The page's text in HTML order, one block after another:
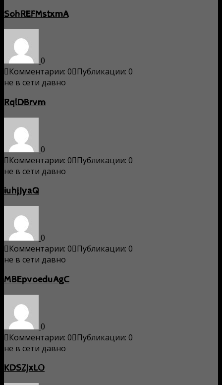
SohREFMstxmA
0
Комментарии: 0 Публикации: 0
не в сети давно
RqlDBrvm
0
Комментарии: 0 Публикации: 0
не в сети давно
iuhjJyaQ
0
Комментарии: 0 Публикации: 0
не в сети давно
MBEpvoeduAgC
0
Комментарии: 0 Публикации: 0
не в сети давно
KDSZjxLO